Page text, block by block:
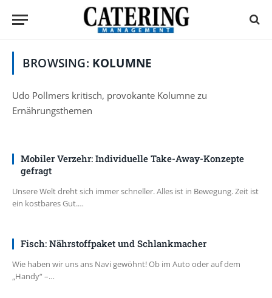
BROWSING: KOLUMNE
Udo Pollmers kritisch, provokante Kolumne zu
Ernährungsthemen
Mobiler Verzehr: Individuelle Take-Away-Konzepte
gefragt
Unsere Welt dreht sich immer schneller. Alles ist in Bewegung. Zeit ist
ein kostbares Gut.…
Fisch: Nährstoffpaket und Schlankmacher
Wie haben wir uns ans Navi gewöhnt! Ob im Auto oder auf dem
„Handy“ –…